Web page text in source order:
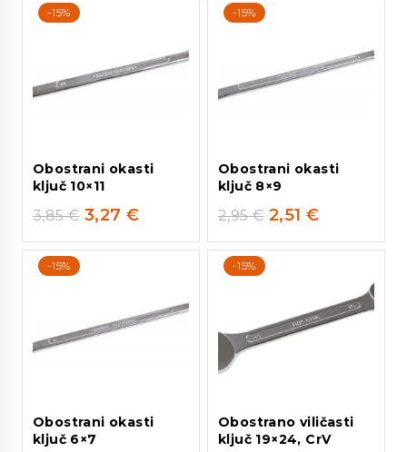
-15%
Obostrani okasti
ključ 10×11
3,85€ 3,27 €
-15%
Obostrani okasti
ključ 8×9
2,95€ 2,51 €
-15%
Obostrani okasti
ključ 6×7
-15%
Obostrano viličasti
ključ 19×24, CrV